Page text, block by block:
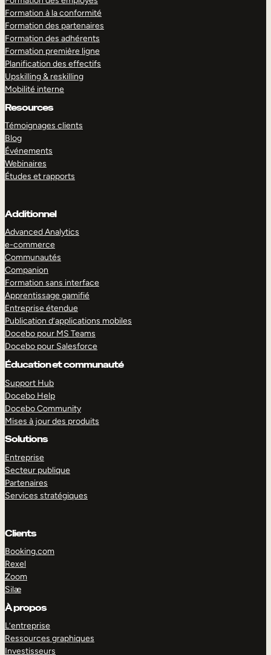
Formation à la conformité
Formation des partenaires
Formation des adhérents
Formation première ligne
Planification des effectifs
Upskilling & reskilling
Mobilité interne
Resources
Témoignages clients
Blog
Événements
Webinaires
Études et rapports
Additionnel
Advanced Analytics
e-commerce
Communautés
Companion
Formation sans interface
Apprentissage gamifié
Entreprise étendue
Publication d’applications mobiles
Docebo pour MS Teams
Docebo pour Salesforce
Éducation et communauté
Support Hub
Docebo Help
Docebo Community
Mises à jour des produits
Solutions
Entreprise
Secteur publique
Partenaires
Services stratégiques
Clients
Booking.com
Rexel
Zoom
Silæ
À propos
L’entreprise
Ressources graphiques
Investisseurs